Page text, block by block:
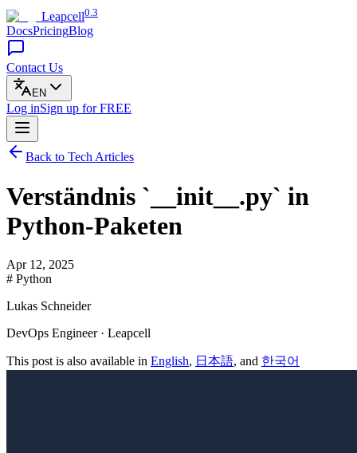
Leapcell0.3
DocsPricingBlog
Contact Us
EN
Log inSign up for FREE
Back to Tech Articles
Verständnis `__init__.py` in
Python-Paketen
Apr 12, 2025
# Python
Lukas Schneider
DevOps Engineer · Leapcell
This post is also available in English, 日本語, and 한국어